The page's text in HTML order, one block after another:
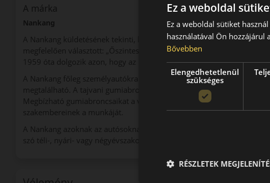
A márka
Nankang
A Nankang küldetésének tekinti, hogy a vásárlók elvárásait
megfelelően választott: „Őszinteség, gyakorlatiasság és innováció”.
1959 óta dolgozik azon, hogy az utakon minél biztonságosabban
A Nankang főleg személyautókra gyárt gumiabroncsot, de
megtalálható. A tajvani gumiabroncsokat több mint 100 országban,
Megbízható gumiabroncsaikat a világ minden táján elismerik és több
szakembereinek a munkáját.
A Nankang azoknak az autósoknak ideális választás, akik elérhető
szó téli-, nyári- vagy négyévszakos gumiabroncsról.
Ez a weboldal
Ez a weboldal sütiket
használatával Ön hozzájárul
Bővebben
Elengedhetetlenül
szükséges
RÉSZLETEK